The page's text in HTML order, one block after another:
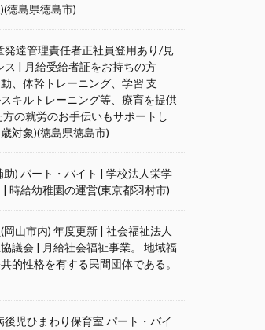
徳島県徳島市)
発達管理責任者正社員登用あり/見
ス | 月給受給者証をお持ちの方
、体幹トレーニング、学習 支
キルトレーニング等、療育を提供
方の就労のお手伝いもサポートし
対象)(徳島県徳島市)
) パート・バイト | 学校法人栄学
時給幼稚園の運営(東京都羽村市)
岡山市内) 年度更新 | 社会福祉法人
議会 | 月給社会福祉事業。 地域福
的性格を有する民間団体である。
児ひまわり保育室 パート・バイ